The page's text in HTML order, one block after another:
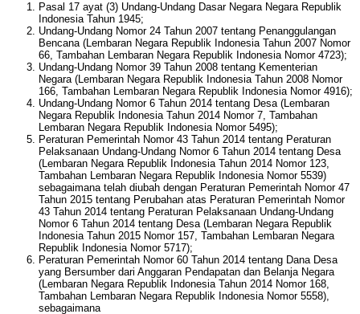
Pasal 17 ayat (3) Undang-Undang Dasar Negara Negara Republik
Indonesia Tahun 1945;
Undang-Undang Nomor 24 Tahun 2007 tentang Penanggulangan
Bencana (Lembaran Negara Republik Indonesia Tahun 2007 Nomor
66, Tambahan Lembaran Negara Republik Indonesia Nomor 4723);
Undang-Undang Nomor 39 Tahun 2008 tentang Kementerian
Negara (Lembaran Negara Republik Indonesia Tahun 2008 Nomor
166, Tambahan Lembaran Negara Republik Indonesia Nomor 4916);
Undang-Undang Nomor 6 Tahun 2014 tentang Desa (Lembaran
Negara Republik Indonesia Tahun 2014 Nomor 7, Tambahan
Lembaran Negara Republik Indonesia Nomor 5495);
Peraturan Pemerintah Nomor 43 Tahun 2014 tentang Peraturan
Pelaksanaan Undang-Undang Nomor 6 Tahun 2014 tentang Desa
(Lembaran Negara Republik Indonesia Tahun 2014 Nomor 123,
Tambahan Lembaran Negara Republik Indonesia Nomor 5539)
sebagaimana telah diubah dengan Peraturan Pemerintah Nomor 47
Tahun 2015 tentang Perubahan atas Peraturan Pemerintah Nomor
43 Tahun 2014 tentang Peraturan Pelaksanaan Undang-Undang
Nomor 6 Tahun 2014 tentang Desa (Lembaran Negara Republik
Indonesia Tahun 2015 Nomor 157, Tambahan Lembaran Negara
Republik Indonesia Nomor 5717);
Peraturan Pemerintah Nomor 60 Tahun 2014 tentang Dana Desa
yang Bersumber dari Anggaran Pendapatan dan Belanja Negara
(Lembaran Negara Republik Indonesia Tahun 2014 Nomor 168,
Tambahan Lembaran Negara Republik Indonesia Nomor 5558),
sebagaimana